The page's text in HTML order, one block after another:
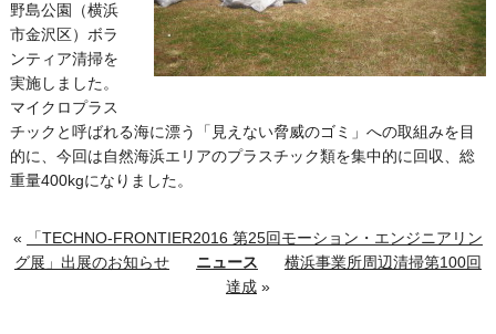
野島公園（横浜
市金沢区）ボラ
ンティア清掃を
実施しました。
マイクロプラス
チックと呼ばれる海に漂う「見えない脅威のゴミ」への取組みを目
的に、今回は自然海浜エリアのプラスチック類を集中的に回収、総
重量400kgになりました。
«
「TECHNO-FRONTIER2016 第25回モーション・エンジニアリン
グ展」出展のお知らせ
ニュース
横浜事業所周辺清掃第100回
達成»